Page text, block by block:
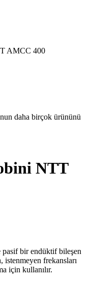
AMCC 400
daha birçok ürününü
NTT
bir endüktif bileşen
frekansları
için kullanılır.